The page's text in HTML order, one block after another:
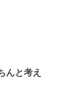
んと考え